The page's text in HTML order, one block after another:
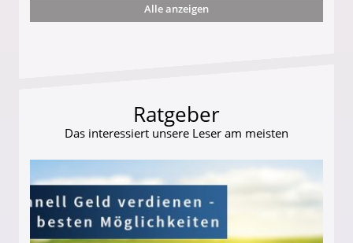
darf Geld behalten!
Alle anzeigen
Ratgeber
Das interessiert unsere Leser am meisten